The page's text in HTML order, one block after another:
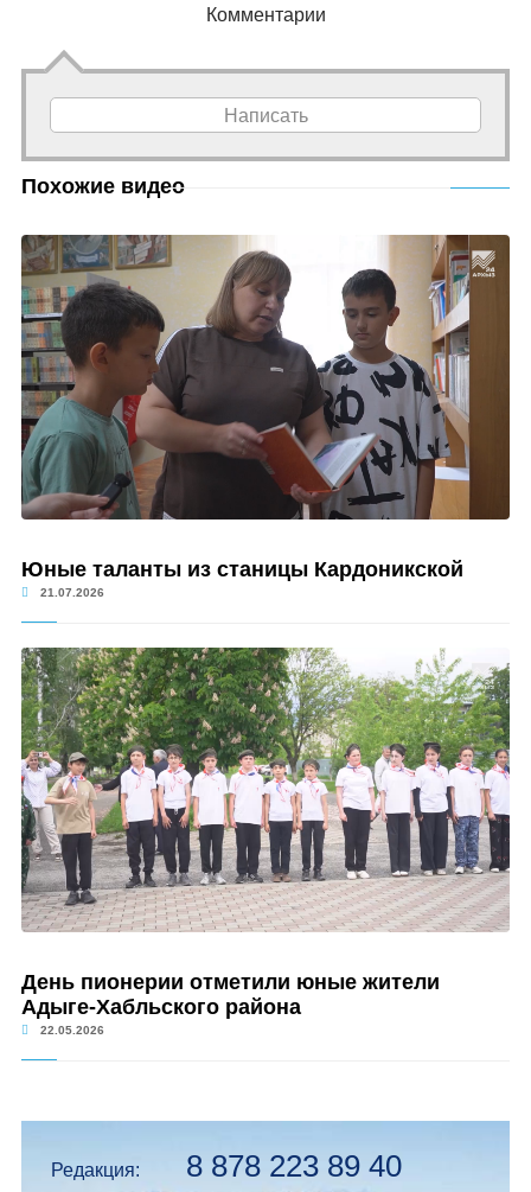
Комментарии
Написать
Похожие видео
Юные таланты из станицы Кардоникской
21.07.2026
День пионерии отметили юные жители
Адыге-Хабльского района
22.05.2026
Редакция: 8 878 223 89 40